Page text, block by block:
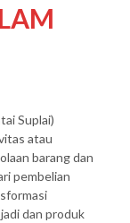
Suplai)
atau
barang dan
pembelian
dan produk